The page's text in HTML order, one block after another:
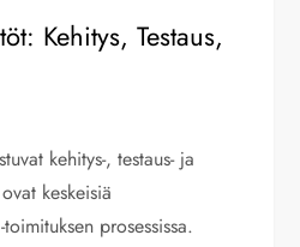
Kehitys, Testaus,
kehitys-, testaus- ja
keskeisiä
prosessissa.